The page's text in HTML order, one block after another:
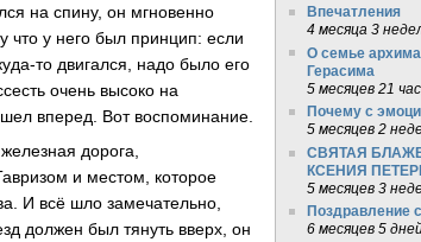
на спину, он мгновенно
что у него был принцип: если
то двигался, надо было его
очень высоко на
вперед. Вот воспоминание.
дорога,
и местом, которое
И всё шло замечательно,
должен был тянуть вверх, он
Впечатления
4 месяца 3
О семье
Герасима
5 месяцев 21 час
Почему с
5 месяцев 2
СВЯТАЯ
КСЕНИЯ
5 месяцев 3
Поздравление
6 месяцев 5